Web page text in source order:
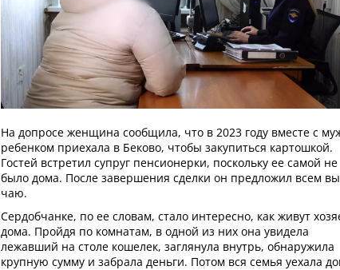
На допросе женщина сообщила, что в 2023 году вместе с
ребенком приехала в Беково, чтобы закупиться картошкой.
Гостей встретил супруг пенсионерки, поскольку ее самой не
было дома. После завершения сделки он предложил всем
чаю.
Сердобчанке, по ее словам, стало интересно, как живут
дома. Пройдя по комнатам, в одной из них она увидела
лежавший на столе кошелек, заглянула внутрь, обнаружила
крупную сумму и забрала деньги. Потом вся семья уехала